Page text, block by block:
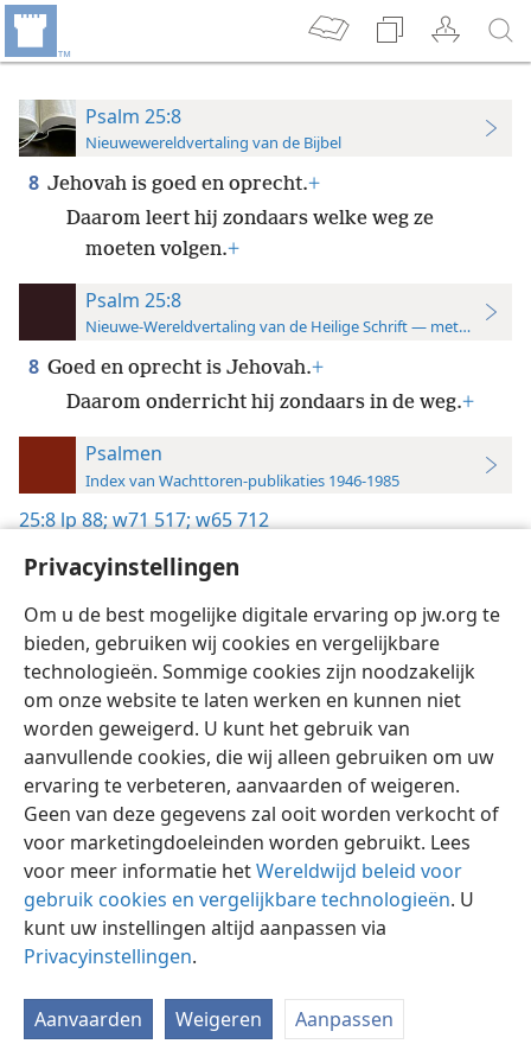
Privacyinstellingen
Om u de best mogelijke digitale ervaring op jw.org te
bieden, gebruiken wij cookies en vergelijkbare
technologieën. Sommige cookies zijn noodzakelijk
om onze website te laten werken en kunnen niet
worden geweigerd. U kunt het gebruik van
aanvullende cookies, die wij alleen gebruiken om uw
ervaring te verbeteren, aanvaarden of weigeren.
Geen van deze gegevens zal ooit worden verkocht of
voor marketingdoeleinden worden gebruikt. Lees
voor meer informatie hetWereldwijd beleid voor
gebruik cookies en vergelijkbare technologieën. U
kunt uw instellingen altijd aanpassen via
Privacyinstellingen.
Aanvaarden Weigeren Aanpassen
Psalm 25:8
Nieuwewereldvertaling van de Bijbel
8 Jehovah is goed en oprecht.+
Daarom leert hij zondaars welke weg ze
moeten volgen.+
Psalm 25:8
Nieuwe-Wereldvertaling van de Heilige Schrift — met
8 Goed en oprecht is Jehovah.+
Daarom onderricht hij zondaars in de weg.+
Psalmen
Index van Wachttoren-publikaties 1946-1985
25:8lp 88;w71 517;w65 712
Nederlands Instellingen
Copyright © 2026 Watch Tower Bible and Tract Society of Pennsylvania
Gebruiksvoorwaarden Privacybeleid
JW.ORG
Inloggen